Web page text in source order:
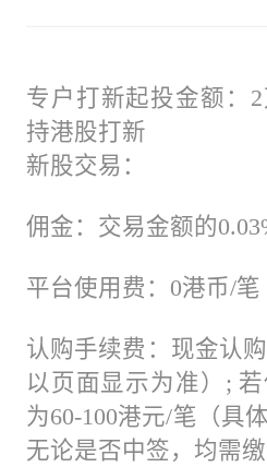
专户打新起投金额：
持港股打新
新股交易：
佣金：交易金额的
平台使用费：0港币/笔
认购手续费：现金认
以页面显示为准）;
为60-100港元/笔（具
无论是否中签，均需缴